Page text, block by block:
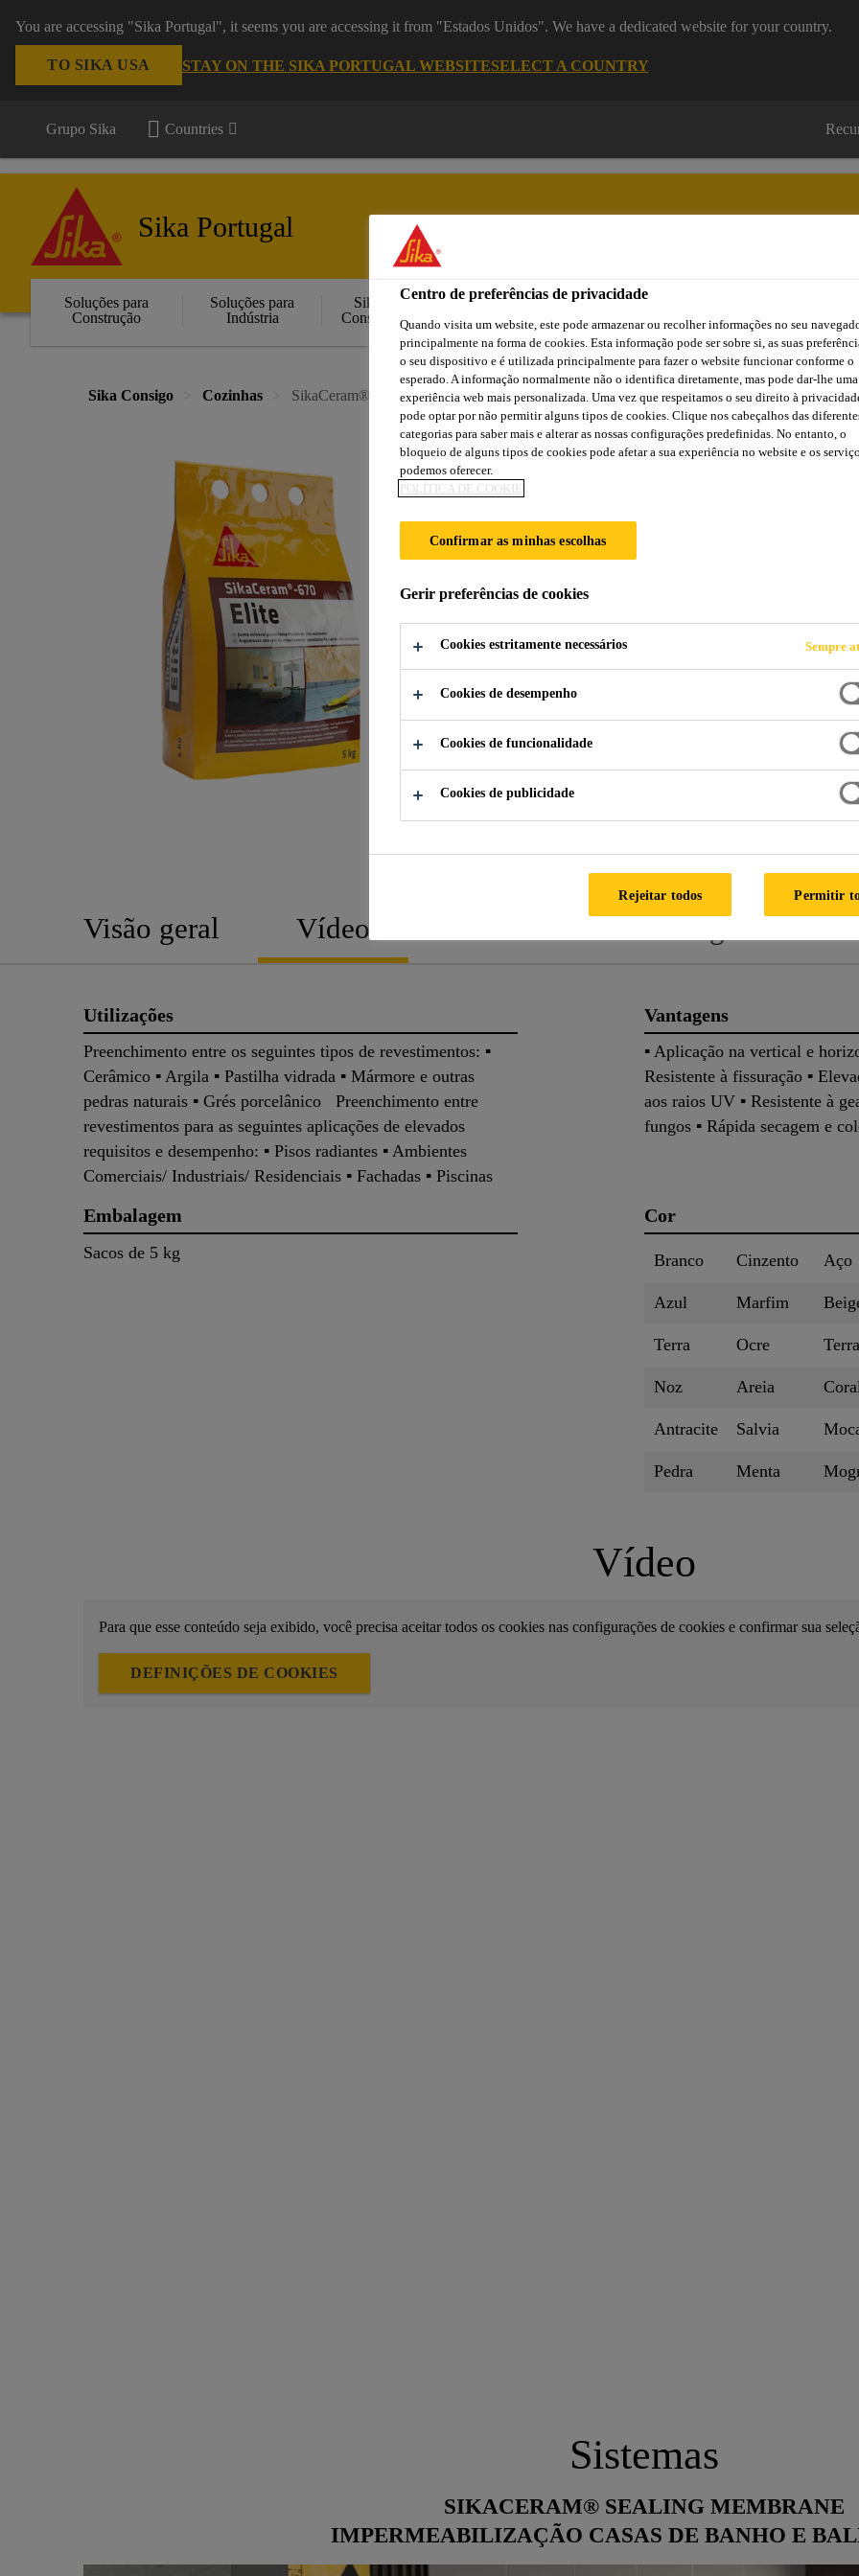
You are accessing "Sika Portugal", it seems you are accessing it from "Estados Unidos". We have a dedicated website for your country.
TO SIKA USA STAY ON THE SIKA PORTUGAL WEBSITESELECT A COUNTRY
Grupo Sika Countries
Sika Portugal
Soluções para
Construção
Soluções para
Indústria
Sika
Consigo
Cidade
Sika
Lojas /
Aplicadores Sika
Sika Consigo Cozinhas SikaCeram®-670 Elite
SikaCeram®-
ARGAMASSA CIMENTÍCIA PARA
SikaCeram®-670 Elite é uma argamassa colorida
selagem de juntas de cerâmicos entre 2 a 12 mm de
uma proteção ativa, mantendo a estabilidade da cor,
utilização no interior e exterior.
Ler mais +
▪ Aplicação na vertical e horizontal ▪
Elevado grau de dureza ▪ Resistente aos raios
musgos e fungos ▪ Rápida secagem e
FICHA DE
FICHA DE
Visão geral Vídeo
Utilizações
Preenchimento entre os seguintes tipos de revestimentos: ▪
Cerâmico ▪ Argila ▪ Pastilha vidrada ▪ Mármore e outras
pedras naturais ▪ Grés porcelânico Preenchimento entre
revestimentos para as seguintes aplicações de elevados
requisitos e desempenho: ▪ Pisos radiantes ▪ Ambientes
Comerciais/ Industriais/ Residenciais ▪ Fachadas ▪ Piscinas
Vantagens
▪ Aplicação na vertical e
Resistente à fissuração ▪
aos raios UV ▪ Resistente à
fungos ▪ Rápida secagem e
Embalagem
Sacos de 5 kg
Cor
Branco Cinzento Aço
Azul Marfim
Terra Ocre
Noz Areia
Antracite Salvia
Pedra Menta
Vídeo
Para que esse conteúdo seja exibido, você precisa aceitar todos os cookies nas configurações de cookies e confirmar sua
DEFINIÇÕES DE COOKIES
Sistemas
SIKACERAM® SEALING MEMBRANE
IMPERMEABILIZAÇÃO CASAS DE BANHO E
Centro de preferências de privacidade
Quando visita um website, este pode armazenar ou recolher informações no seu
principalmente na forma de cookies. Esta informação pode ser sobre si, as suas
o seu dispositivo e é utilizada principalmente para fazer o website funcionar conforme o
esperado. A informação normalmente não o identifica diretamente, mas pode dar-lhe uma
experiência web mais personalizada. Uma vez que respeitamos o seu direito à
pode optar por não permitir alguns tipos de cookies. Clique nos cabeçalhos das
categorias para saber mais e alterar as nossas configurações predefinidas. No entanto, o
bloqueio de alguns tipos de cookies pode afetar a sua experiência no website e os
podemos oferecer.
POLÍTICA DE COOKIE
Confirmar as minhas escolhas
Gerir preferências de cookies
Cookies estritamente necessários Sempre
Cookies de desempenho
Cookies de funcionalidade
Cookies de publicidade
Rejeitar todos Permitir